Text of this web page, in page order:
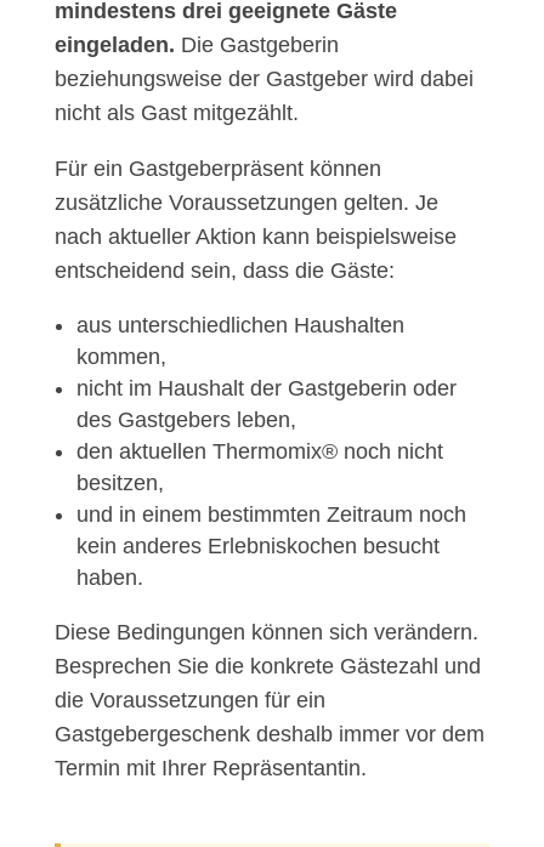
mindestens drei geeignete Gäste
eingeladen. Die Gastgeberin
beziehungsweise der Gastgeber wird dabei
nicht als Gast mitgezählt.
Für ein Gastgeberpräsent können
zusätzliche Voraussetzungen gelten. Je
nach aktueller Aktion kann beispielsweise
entscheidend sein, dass die Gäste:
aus unterschiedlichen Haushalten
kommen,
nicht im Haushalt der Gastgeberin oder
des Gastgebers leben,
den aktuellen Thermomix® noch nicht
besitzen,
und in einem bestimmten Zeitraum noch
kein anderes Erlebniskochen besucht
haben.
Diese Bedingungen können sich verändern.
Besprechen Sie die konkrete Gästezahl und
die Voraussetzungen für ein
Gastgebergeschenk deshalb immer vor dem
Termin mit Ihrer Repräsentantin.